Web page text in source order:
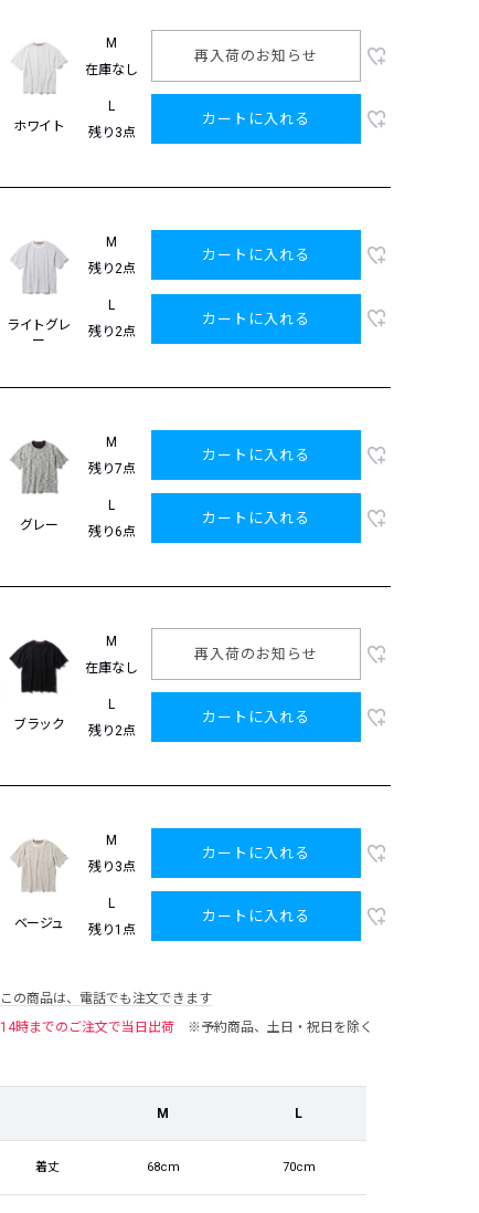
ホワイト
M
在庫なし
再入荷のお知らせ
L
残り3点
カートに入れる
ライトグレ
ー
M
残り2点
カートに入れる
L
残り2点
カートに入れる
グレー
M
残り7点
カートに入れる
L
残り6点
カートに入れる
ブラック
M
在庫なし
再入荷のお知らせ
L
残り2点
カートに入れる
ベージュ
M
残り3点
カートに入れる
L
残り1点
カートに入れる
この商品は、電話でも注文できます
14時までのご注文で当日出荷
※予約商品、土日・祝日を除く
M L
着丈 68cm 70cm